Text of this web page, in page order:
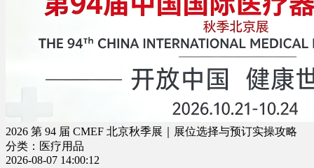
2026 第 94 届 CMEF 北京秋季展｜展位选择与预订实操攻略
分类：医疗用品
2026-08-07 14:00:12